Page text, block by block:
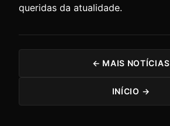
queridas da atualidade.
← MAIS NOTÍCIAS
INÍCIO →